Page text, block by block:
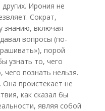
Ирония не
Сократ,
знанию, включая
вопросы (по-
порой
узнать то, чего
чего познать нельзя.
проистекает не
как сказал бы
являя собой